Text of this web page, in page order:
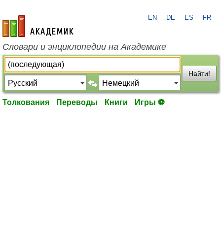
academic.ru
EN DE ES FR
Словари и энциклопедии на Академике
Найти!
Толкования Переводы Книги Игры ⚽